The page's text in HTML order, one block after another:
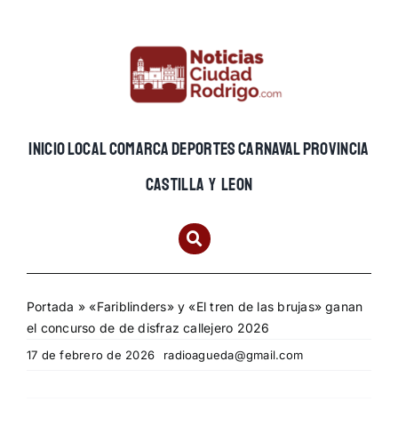
INICIOLOCALCOMARCADEPORTESCARNAVALPROVINCIA
CASTILLA Y LEON
Portada »«Fariblinders» y «El tren de las brujas» ganan
el concurso de de disfraz callejero 2026
17 de febrero de 2026 radioagueda@gmail.com